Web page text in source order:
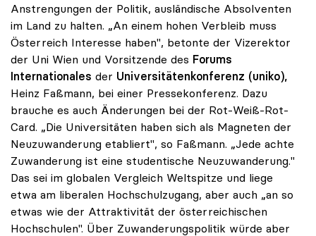
Anstrengungen der Politik, ausländische Absolventen
im Land zu halten. „An einem hohen Verbleib muss
Österreich Interesse haben", betonte der Vizerektor
der Uni Wien und Vorsitzende des Forums
Internationales der Universitätenkonferenz (uniko),
Heinz Faßmann, bei einer Pressekonferenz. Dazu
brauche es auch Änderungen bei der Rot-Weiß-Rot-
Card. „Die Universitäten haben sich als Magneten der
Neuzuwanderung etabliert", so Faßmann. „Jede achte
Zuwanderung ist eine studentische Neuzuwanderung."
Das sei im globalen Vergleich Weltspitze und liege
etwa am liberalen Hochschulzugang, aber auch „an so
etwas wie der Attraktivität der österreichischen
Hochschulen". Über Zuwanderungspolitik würde aber